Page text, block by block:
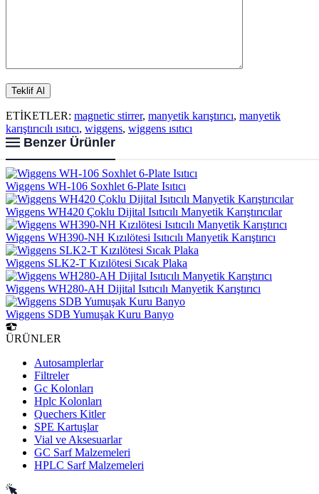
ETİKETLER: magnetic stirrer, manyetik karıştırıcı, manyetik
karıştırıcılı ısıtıcı, wiggens, wiggens ısıtıcı
Benzer Ürünler
Wiggens WH-106 Soxhlet 6-Plate Isıtıcı
Wiggens WH420 Çoklu Dijital Isıtıcılı Manyetik Karıştırıcılar
Wiggens WH390-NH Kızılötesi Isıtıcılı Manyetik Karıştırıcı
Wiggens SLK2-T Kızılötesi Sıcak Plaka
Wiggens WH280-AH Dijital Isıtıcılı Manyetik Karıştırıcı
Wiggens SDB Yumuşak Kuru Banyo
ÜRÜNLER
Autosamplerlar
Filtreler
Gc Kolonları
Hplc Kolonları
Quechers Kitler
SPE Kartuşlar
Vial ve Aksesuarlar
GC Sarf Malzemeleri
HPLC Sarf Malzemeleri